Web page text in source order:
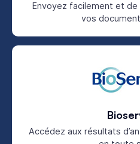
Envoyez facilement et
vos
Accédez aux résultats